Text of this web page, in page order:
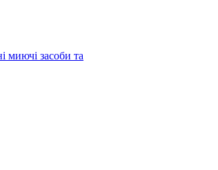
миючі засоби та